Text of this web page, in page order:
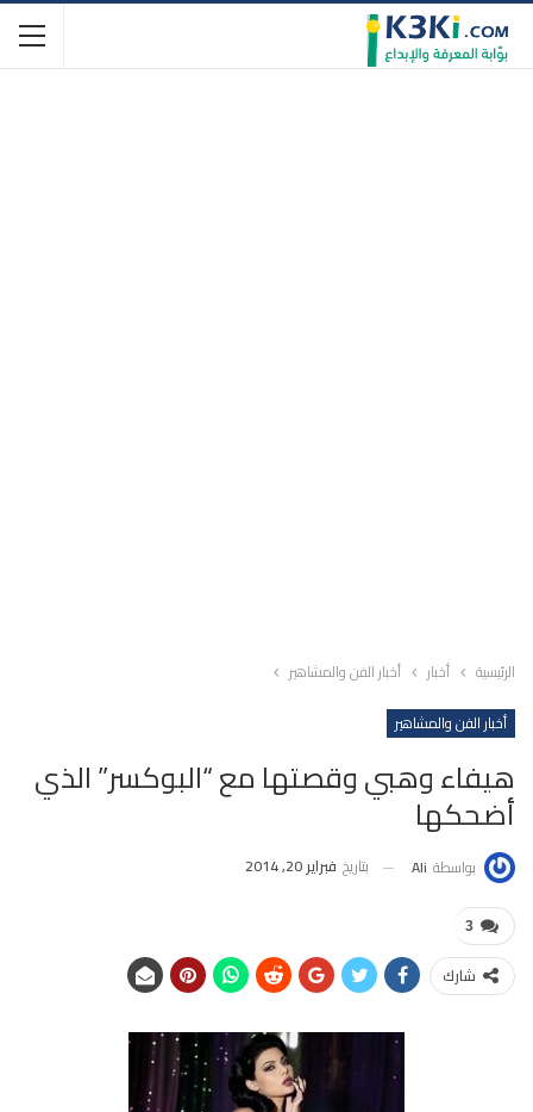
الرئيسية أخبار
أخبار الفن والمشاهير
أخبار الفن والمشاهير
هيفاء وهبي وقصتها مع “البوكسر” الذي
أضحكها
بواسطة Ali بتاريخ فبراير 20, 2014
3
شارك